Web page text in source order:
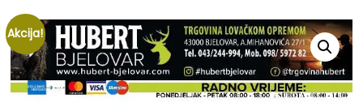
Akcija!